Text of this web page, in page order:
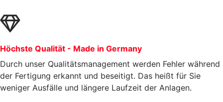
Höchste Qualität - Made in Germany
Durch unser Qualitätsmanagement werden Fehler während
der Fertigung erkannt und beseitigt. Das heißt für Sie
weniger Ausfälle und längere Laufzeit der Anlagen.